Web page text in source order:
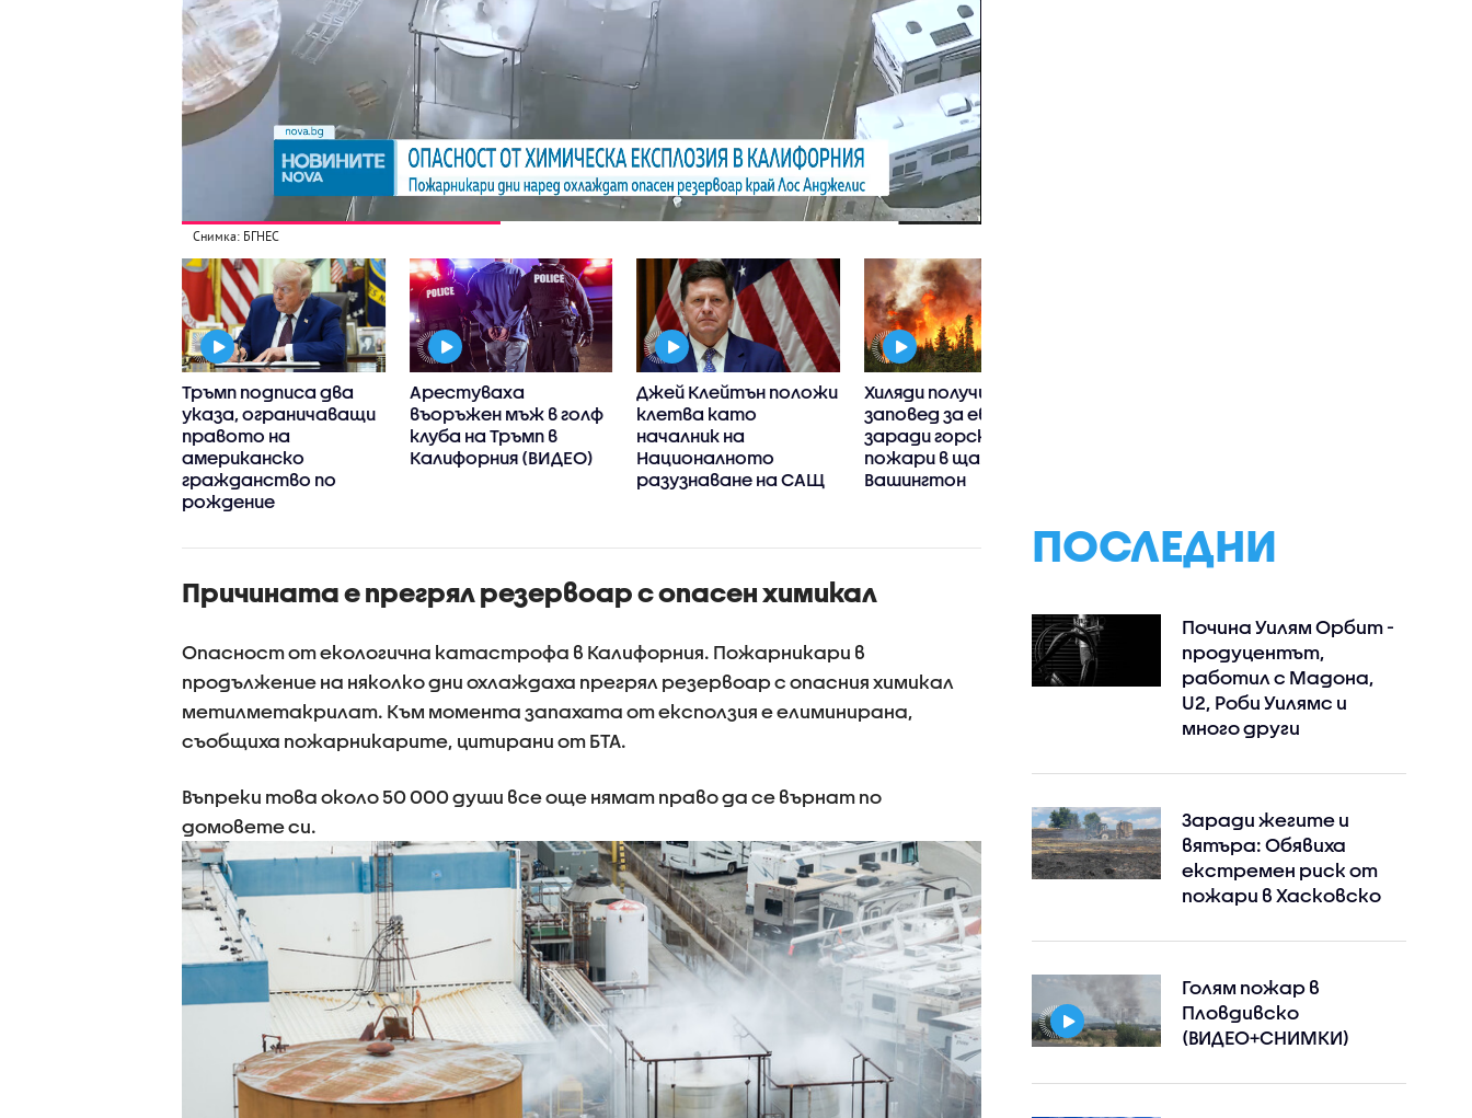
Снимка: БГНЕС
Тръмп подписа два
указа, ограничаващи
правото на
американско
гражданство по
рождение
Арестуваха
въоръжен мъж в голф
клуба на Тръмп в
Калифорния (ВИДЕО)
Джей Клейтън положи
клетва като
началник на
Националното
разузнаване на САЩ
Хиляди получиха
заповед за евакуация
заради горски
пожари в щата
Вашингтон
Причината е прегрял резервоар с опасен химикал
Опасност от екологична катастрофа в Калифорния. Пожарникари в
продължение на няколко дни охлаждаха прегрял резервоар с опасния химикал
метилметакрилат. Към момента запахата от ексползия е елиминирана,
съобщиха пожарникарите, цитирани от БТА.
Въпреки това около 50 000 души все още нямат право да се върнат по
домовете си.
ПОСЛЕДНИ
Почина Уилям Орбит -
продуцентът,
работил с Мадона,
U2, Роби Уилямс и
много други
Заради жегите и
вятъра: Обявиха
екстремен риск от
пожари в Хасковско
Голям пожар в
Пловдивско
(ВИДЕО+СНИМКИ)